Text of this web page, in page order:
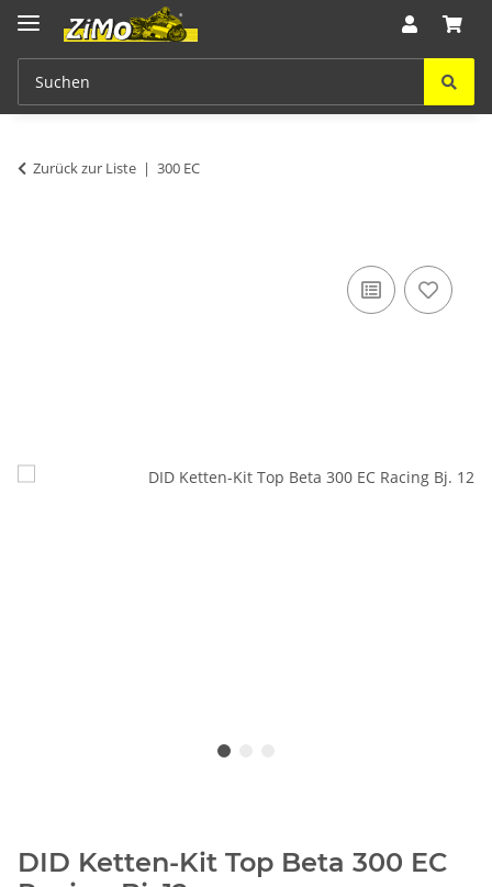
Zurück zur Liste 300 EC
DID Ketten-Kit Top Beta 300 EC